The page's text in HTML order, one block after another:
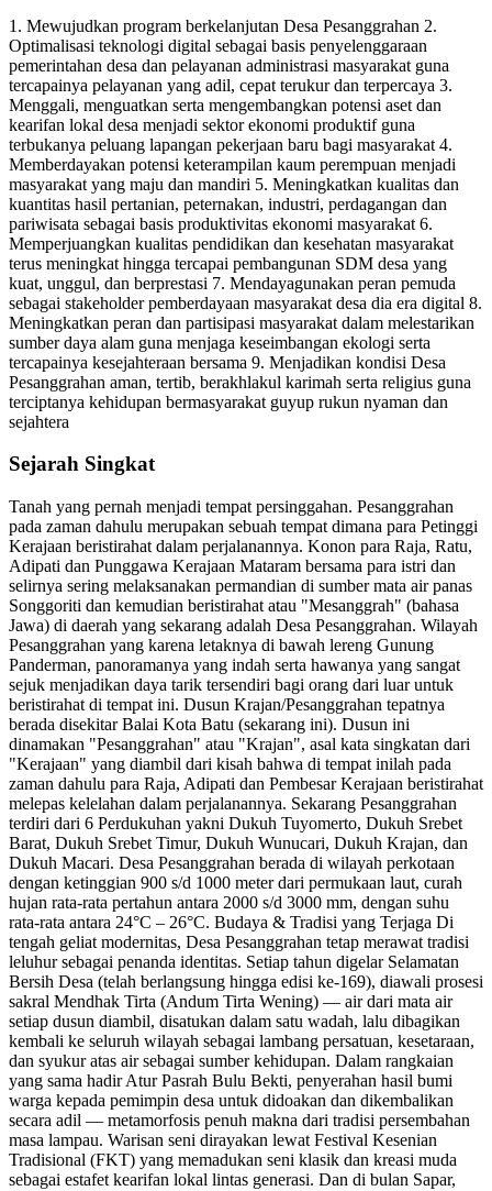
1. Mewujudkan program berkelanjutan Desa Pesanggrahan 2.
Optimalisasi teknologi digital sebagai basis penyelenggaraan
pemerintahan desa dan pelayanan administrasi masyarakat guna
tercapainya pelayanan yang adil, cepat terukur dan terpercaya 3.
Menggali, menguatkan serta mengembangkan potensi aset dan
kearifan lokal desa menjadi sektor ekonomi produktif guna
terbukanya peluang lapangan pekerjaan baru bagi masyarakat 4.
Memberdayakan potensi keterampilan kaum perempuan menjadi
masyarakat yang maju dan mandiri 5. Meningkatkan kualitas dan
kuantitas hasil pertanian, peternakan, industri, perdagangan dan
pariwisata sebagai basis produktivitas ekonomi masyarakat 6.
Memperjuangkan kualitas pendidikan dan kesehatan masyarakat
terus meningkat hingga tercapai pembangunan SDM desa yang
kuat, unggul, dan berprestasi 7. Mendayagunakan peran pemuda
sebagai stakeholder pemberdayaan masyarakat desa dia era digital 8.
Meningkatkan peran dan partisipasi masyarakat dalam melestarikan
sumber daya alam guna menjaga keseimbangan ekologi serta
tercapainya kesejahteraan bersama 9. Menjadikan kondisi Desa
Pesanggrahan aman, tertib, berakhlakul karimah serta religius guna
terciptanya kehidupan bermasyarakat guyup rukun nyaman dan
sejahtera
Sejarah Singkat
Tanah yang pernah menjadi tempat persinggahan. Pesanggrahan
pada zaman dahulu merupakan sebuah tempat dimana para Petinggi
Kerajaan beristirahat dalam perjalanannya. Konon para Raja, Ratu,
Adipati dan Punggawa Kerajaan Mataram bersama para istri dan
selirnya sering melaksanakan permandian di sumber mata air panas
Songgoriti dan kemudian beristirahat atau "Mesanggrah" (bahasa
Jawa) di daerah yang sekarang adalah Desa Pesanggrahan. Wilayah
Pesanggrahan yang karena letaknya di bawah lereng Gunung
Panderman, panoramanya yang indah serta hawanya yang sangat
sejuk menjadikan daya tarik tersendiri bagi orang dari luar untuk
beristirahat di tempat ini. Dusun Krajan/Pesanggrahan tepatnya
berada disekitar Balai Kota Batu (sekarang ini). Dusun ini
dinamakan "Pesanggrahan" atau "Krajan", asal kata singkatan dari
"Kerajaan" yang diambil dari kisah bahwa di tempat inilah pada
zaman dahulu para Raja, Adipati dan Pembesar Kerajaan beristirahat
melepas kelelahan dalam perjalanannya. Sekarang Pesanggrahan
terdiri dari 6 Perdukuhan yakni Dukuh Tuyomerto, Dukuh Srebet
Barat, Dukuh Srebet Timur, Dukuh Wunucari, Dukuh Krajan, dan
Dukuh Macari. Desa Pesanggrahan berada di wilayah perkotaan
dengan ketinggian 900 s/d 1000 meter dari permukaan laut, curah
hujan rata-rata pertahun antara 2000 s/d 3000 mm, dengan suhu
rata-rata antara 24°C – 26°C. Budaya & Tradisi yang Terjaga Di
tengah geliat modernitas, Desa Pesanggrahan tetap merawat tradisi
leluhur sebagai penanda identitas. Setiap tahun digelar Selamatan
Bersih Desa (telah berlangsung hingga edisi ke-169), diawali prosesi
sakral Mendhak Tirta (Andum Tirta Wening) — air dari mata air
setiap dusun diambil, disatukan dalam satu wadah, lalu dibagikan
kembali ke seluruh wilayah sebagai lambang persatuan, kesetaraan,
dan syukur atas air sebagai sumber kehidupan. Dalam rangkaian
yang sama hadir Atur Pasrah Bulu Bekti, penyerahan hasil bumi
warga kepada pemimpin desa untuk didoakan dan dikembalikan
secara adil — metamorfosis penuh makna dari tradisi persembahan
masa lampau. Warisan seni dirayakan lewat Festival Kesenian
Tradisional (FKT) yang memadukan seni klasik dan kreasi muda
sebagai estafet kearifan lokal lintas generasi. Dan di bulan Sapar,